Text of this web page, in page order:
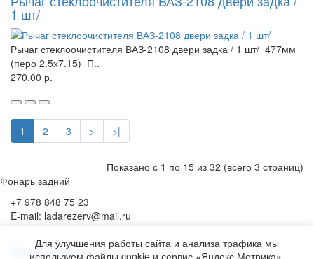
1 шт/
Рычаг стеклоочистителя ВАЗ-2108 двери задка / 1 шт/ 477мм
(перо 2.5х7.15) П..
270.00 р.
1 2 3 > >|
Показано с 1 по 15 из 32 (всего 3 страниц)
Фонарь задний
+7 978 848 75 23
E-mail: ladarezerv@mail.ru
Обратный звонок
Для улучшения работы сайта и анализа трафика мы
используем файлы cookie и сервис «Яндекс.Метрика».